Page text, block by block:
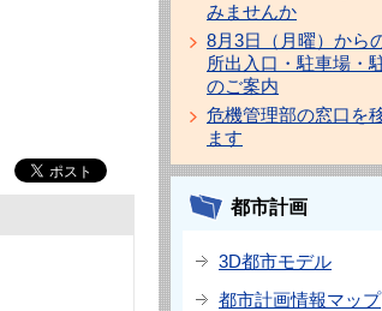
みませんか
8月3日（月曜）から
所出入口・駐車場・
のご案内
危機管理部の窓口を
ます
都市計画
3D都市モデル
都市計画情報マップ